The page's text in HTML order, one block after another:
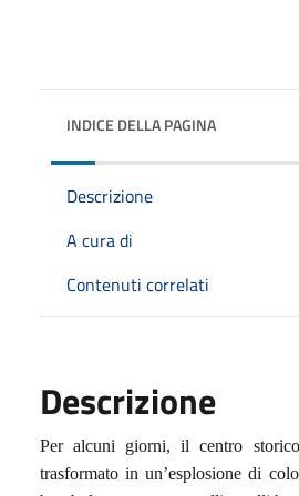
INDICE DELLA PAGINA
Descrizione
A cura di
Contenuti correlati
Descrizione
Per alcuni giorni, il centro
trasformato in un’esplosione di